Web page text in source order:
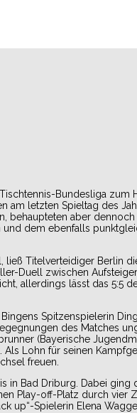
Bundesliga zum
am letzten Spieltag des
aber
dem ebenfalls
Titelverteidiger Berlin
Duell zwischen
allerdings lässt das 5:5
Spitzenspielerin
des Matches
(Bayerische
Lohn für seinen
freuen.
in Bad Driburg. Dabei ging
Play-off-Platz durch vier
up“-Spielerin Elena